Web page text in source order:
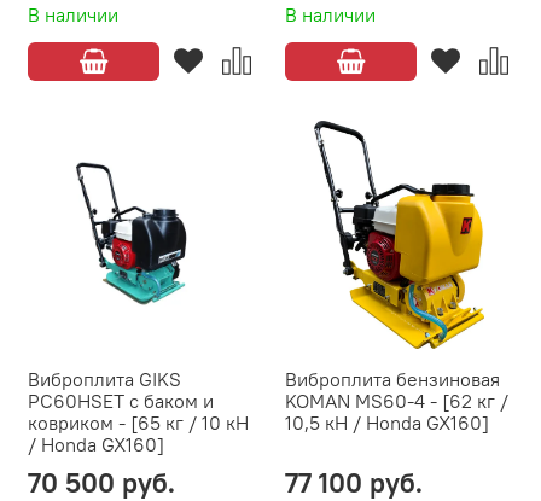
В наличии В наличии
Виброплита GIKS
PC60HSET с баком и
ковриком - [65 кг / 10 кН
/ Honda GX160]
70 500 руб.
Виброплита бензиновая
KOMAN MS60-4 - [62 кг /
10,5 кН / Honda GX160]
77 100 руб.